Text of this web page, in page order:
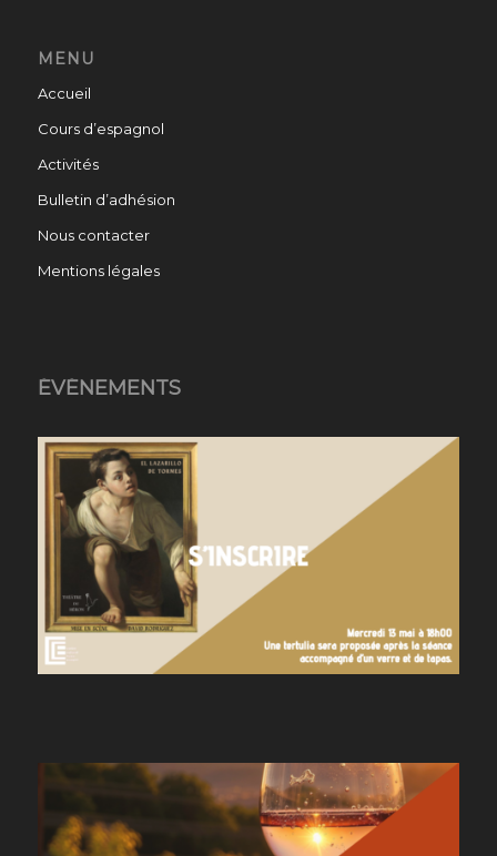
MENU
Accueil
Cours d’espagnol
Activités
Bulletin d’adhésion
Nous contacter
Mentions légales
ÉVÉNEMENTS